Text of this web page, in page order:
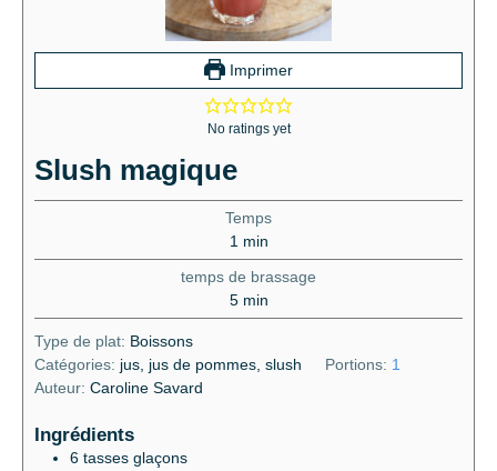
Imprimer
No ratings yet
Slush magique
Temps
1 min
temps de brassage
5 min
Type de plat: Boissons
Catégories: jus, jus de pommes, slush Portions: 1
Auteur: Caroline Savard
Ingrédients
6 tasses glaçons